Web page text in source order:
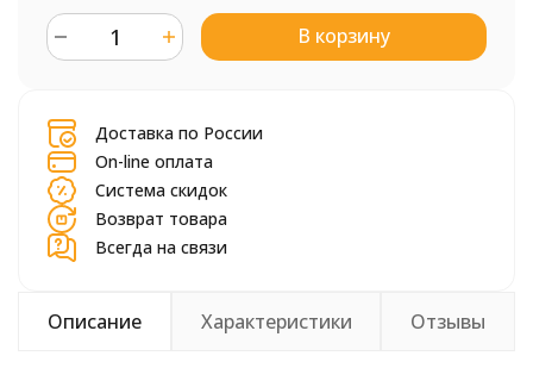
В корзину
Доставка по России
On-line оплата
Система скидок
Возврат товара
Всегда на связи
Описание Характеристики Отзывы